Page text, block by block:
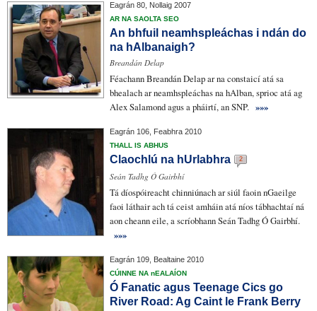
Eagrán 80, Nollaig 2007
AR NA SAOLTA SEO
An bhfuil neamhspleáchas i ndán do
na hAlbanaigh?
Breandán Delap
Féachann Breandán Delap arna constaicí atá sa
bhealach ar neamhspleáchas na hAlban,sprioc atá ag
Alex Salamond agus a pháirtí, an SNP. »»»
Eagrán 106, Feabhra 2010
THALL IS ABHUS
Claochlú na hUrlabhra 2
Seán Tadhg Ó Gairbhí
Tádíospóireachtchinniúnachar siúl faoin nGaeilge
faoi láthair ach tá ceist amháin atá níos tábhachtaí ná
aon cheann eile, a scríobhann Seán Tadhg Ó Gairbhí.
»»»
Eagrán 109, Bealtaine 2010
CÚINNE NA nEALAÍON
Ó Fanatic agus Teenage Cics go
River Road: Ag Caint le Frank Berry